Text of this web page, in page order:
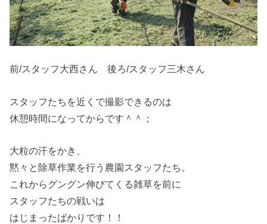
前/スタッフ大西さん 後ろ/スタッフ三木さん
スタッフたちを近くで撮影できるのは
休憩時間になってからです＾＾；
大粒の汗をかき、
黙々と除草作業を行う農園スタッフたち。
これからグングン伸びてくる雑草を前に
スタッフたちの戦いは
はじまったばかりです！！